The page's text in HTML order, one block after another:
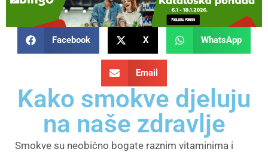
Facebook X WhatsApp
Email
Kako smokve djeluju
na naše zdravlje
Smokve su neobično bogate raznim vitaminima i